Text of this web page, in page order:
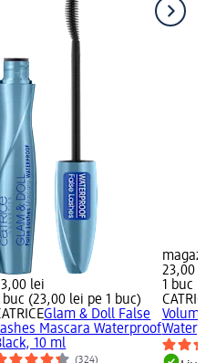
lei
buc (23,00 lei pe 1 buc)
Glam & Doll False
Mascara Waterproof
10 ml
(324)
23,00 lei
1 buc
CATRICE
Volume